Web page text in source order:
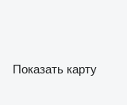
Показать карту